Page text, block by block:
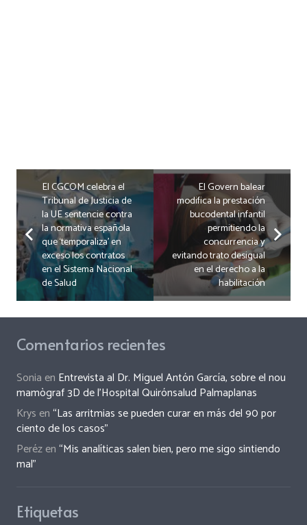
El CGCOM celebra el
Tribunal de Justicia de
la UE sentencie contra
la normativa española
que ‘temporaliza’ en
exceso los contratos
en el Sistema Nacional
de Salud
El Govern balear
modifica la prestación
bucodental infantil
permitiendo la
concurrencia y
evitando trato desigual
en el derecho a la
habilitación
Comentarios recientes
Sonia en Entrevista al Dr. Miguel Antón García, sobre el nou
mamògraf 3D de l’Hospital Quirónsalud Palmaplanas
Krys en“Las arritmias se pueden curar en más del 90 por
ciento de los casos”
Perézen“Mis analíticas salen bien, pero me sigo sintiendo
mal”
Etiquetas